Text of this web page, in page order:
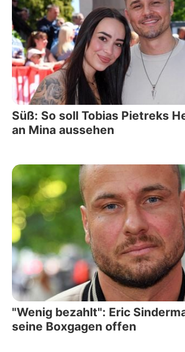
Süß: So soll Tobias Pietreks
an Mina aussehen
"Wenig bezahlt": Eric
seine Boxgagen offen